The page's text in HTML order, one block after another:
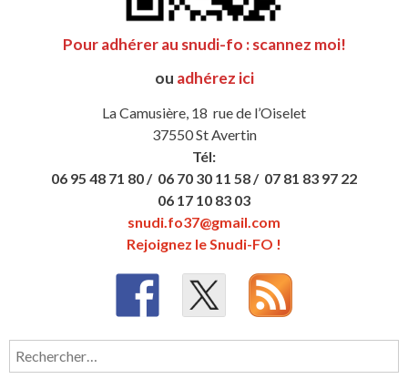
Pour adhérer au snudi-fo : scannez moi!
ou adhérez ici
La Camusière, 18 rue de l’Oiselet
37550 St Avertin
Tél:
06 95 48 71 80 / 06 70 30 11 58 / 07 81 83 97 22
06 17 10 83 03
snudi.fo37@gmail.com
Rejoignez le Snudi-FO !
Rechercher :